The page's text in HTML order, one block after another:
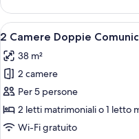
quadrupla
Apri
tutte
le
foto
per
2
Camere
23
2 Camere Doppie
38 m²
2 camere
Per 5 persone
2 letti matrimoniali o 1 letto
Wi-Fi gratuito